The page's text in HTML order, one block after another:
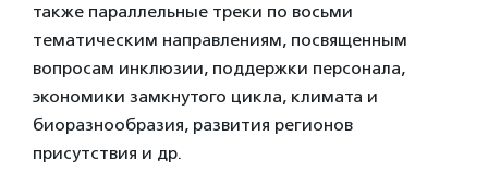
также параллельные треки по восьми
тематическим направлениям, посвященным
вопросам инклюзии, поддержки персонала,
экономики замкнутого цикла, климата и
биоразнообразия, развития регионов
присутствия и др.